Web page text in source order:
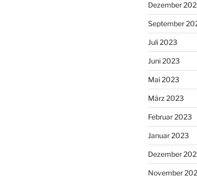
Dezember
September
Juli 2023
Juni 2023
Mai 2023
März 2023
Februar 2023
Januar 2023
Dezember
November